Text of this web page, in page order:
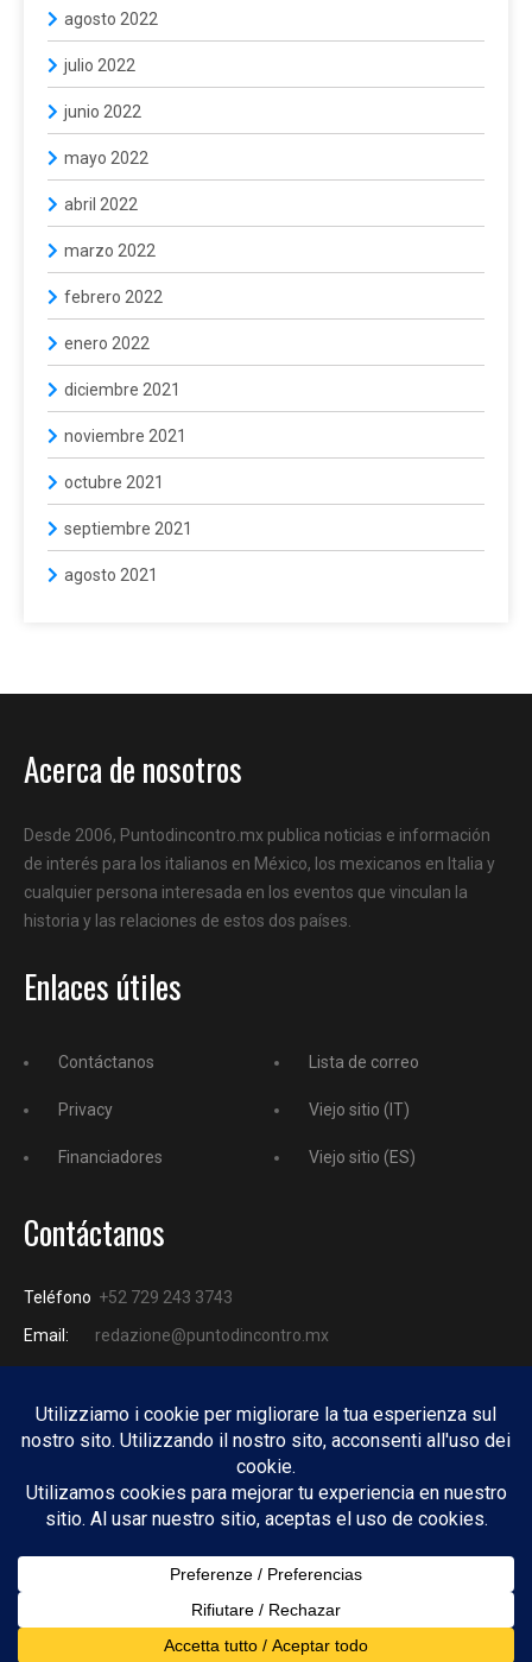
agosto 2022
julio 2022
junio 2022
mayo 2022
abril 2022
marzo 2022
febrero 2022
enero 2022
diciembre 2021
noviembre 2021
octubre 2021
septiembre 2021
agosto 2021
Acerca de nosotros
Desde 2006, Puntodincontro.mx publica noticias e información
de interés para los italianos en México, los mexicanos en Italia y
cualquier persona interesada en los eventos que vinculan la
historia y las relaciones de estos dos países.
Enlaces útiles
Contáctanos
Privacy
Financiadores
Lista de correo
Viejo sitio (IT)
Viejo sitio (ES)
Contáctanos
Teléfono +52 729 243 3743
Email:
redazione@puntodincontro.mx
PUNTODINCONTRO
Copyright © 2025 Puntodincontro
Design by DisegnoW